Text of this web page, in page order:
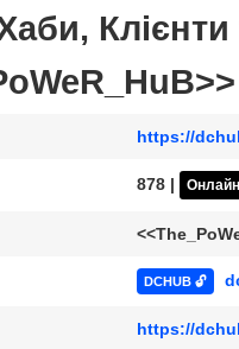
https://
878 | Онлайн
DCHUB 🔓
https://